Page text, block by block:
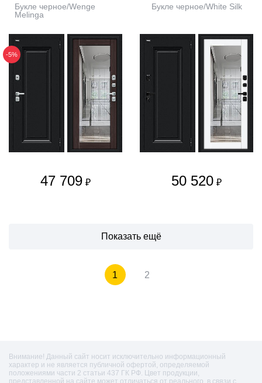
Букле черное/Wenge
Melinga
-5%
47 709 ₽
Букле черное/White Silk
50 520 ₽
Показать ещё
1 2
Внимание! Данный сайт носит исключительно информационный
характер и не является публичной офертой, определяемой
положениями части 2 статьи 437 ГК РФ. Цвет продукции,
представленной на сайте может отличаться от реального, в связи с